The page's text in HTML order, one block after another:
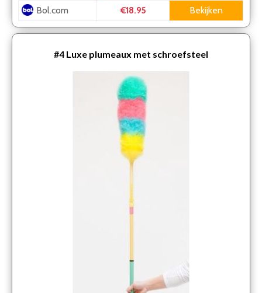
Bol.com €18.95 Bekijken
#4 Luxe plumeaux met schroefsteel